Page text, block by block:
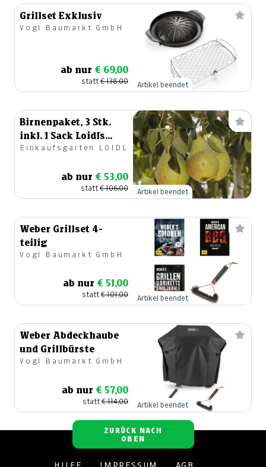
Grillset Exklusiv
Vogl Baumarkt GmbH
ab nur € 69,00
statt€ 138,00 Artikel beendet
Birnenpaket, 3 Stk.
inkl. 1 Sack Loidl´s
Spezial Erde 70lt.
Einkaufsgarten LOIDL
ab nur € 53,00
statt€ 106,00 Artikel beendet
Weber Grillset 4-
teilig
Vogl Baumarkt GmbH
ab nur € 51,00
statt€ 101,00 Artikel beendet
Weber Abdeckhaube
und Grillbürste
Vogl Baumarkt GmbH
ab nur € 57,00
statt€ 114,00 Artikel beendet
ZURÜCK NACH
OBEN
HILFE IMPRESSUM AGB